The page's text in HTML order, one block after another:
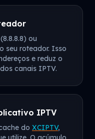
ou
seu roteador. Isso
e reduz o
canais IPTV.
IPTV
do XCIPTV,